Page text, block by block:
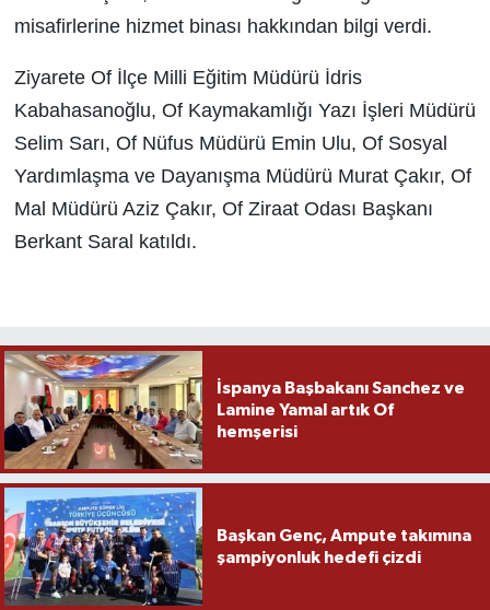
misafirlerine hizmet binası hakkından bilgi verdi.
Ziyarete Of İlçe Milli Eğitim Müdürü İdris
Kabahasanoğlu, Of Kaymakamlığı Yazı İşleri Müdürü
Selim Sarı, Of Nüfus Müdürü Emin Ulu, Of Sosyal
Yardımlaşma ve Dayanışma Müdürü Murat Çakır, Of
Mal Müdürü Aziz Çakır, Of Ziraat Odası Başkanı
Berkant Saral katıldı.
İspanya Başbakanı Sanchez ve
Lamine Yamal artık Of
hemşerisi
Başkan Genç, Ampute takımına
şampiyonluk hedefi çizdi